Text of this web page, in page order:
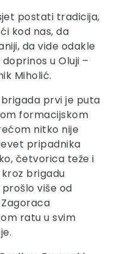
postati tradicija,
kod nas, da
da vide odakle
u Oluji –
Miholić.
brigada prvi je puta
formacijskom
nitko nije
pripadnika
četvorica teže i
brigadu
više od
Zagoraca
ratu u svim